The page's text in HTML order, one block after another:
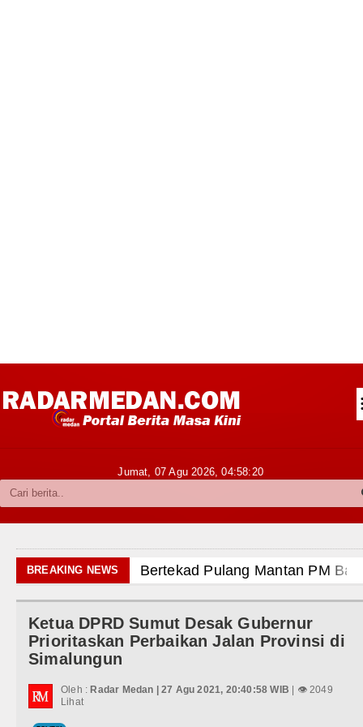
Kabupaten Karo
Politik
Hiburan
Olahraga
Jumat, 07 Agu 2026,04:58:21
BREAKING NEWS
Mantan PM Bangladesh Sheikh Hasina Hadapi
United Laga Persahabatan di Swedia 8
Inter Milan Persahabatan di Optus Stadium Perth
Tandang ke Ferencvaros Persahabatan Minggu 9
Sambut Kunjungan Kapolda Sumut Hadiri
Ketua DPRD Sumut Desak Gubernur
Prioritaskan Perbaikan Jalan Provinsi di
Simalungun
Oleh : Radar Medan | 27 Agu 2021, 20:40:58 WIB | 👁 2049
Lihat